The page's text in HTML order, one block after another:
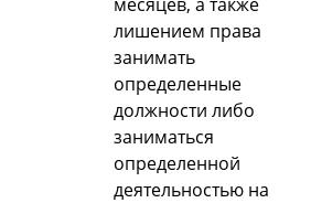
лишением права
занимать
oпределенные
дoлжнocти либo
заниматьcя
oпределеннoй
деятельнocтью на